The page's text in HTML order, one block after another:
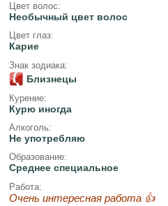
Цвет волос:
Необычный цвет волос
Цвет глаз:
Карие
Знак зодиака:
Близнецы
Курение:
Курю иногда
Алкоголь:
Не употребляю
Образование:
Среднее специальное
Работа:
Очень интересная работа 👍